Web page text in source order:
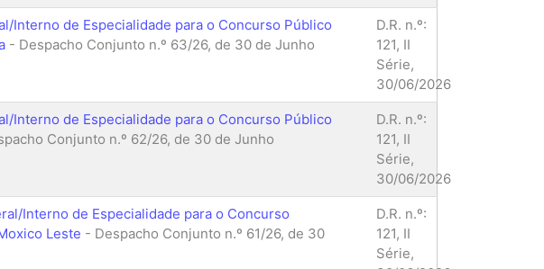
Interno de Especialidade para o Concurso Público
- Despacho Conjunto n.º 63/26, de 30 de Junho
D.R. n.º:
121, II
Série,
30/06/2026
Interno de Especialidade para o Concurso Público
Conjunto n.º 62/26, de 30 de Junho
D.R. n.º:
121, II
Série,
30/06/2026
Interno de Especialidade para o Concurso
Leste - Despacho Conjunto n.º 61/26, de 30
D.R. n.º:
121, II
Série,